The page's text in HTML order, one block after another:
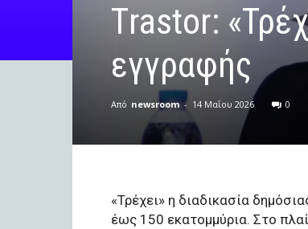
Τrastor:
εγγραφής
Από newsroom - 14 Μαΐου 2026 0
«Τρέχει» η διαδικασία
έως 150 εκατομμύρια. Στο